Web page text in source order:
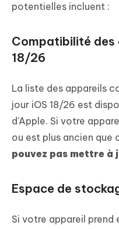
potentielles incluent :
Compatibilité des
18/26
La liste des appareils
jour iOS 18/26 est
d'Apple. Si votre
ou est plus ancien que
pouvez pas mettre à
Espace de
Si votre appareil prend